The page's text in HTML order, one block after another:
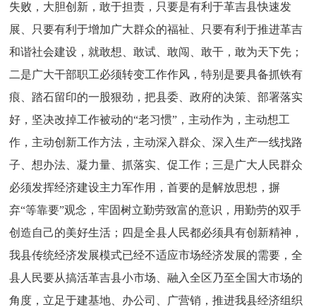
失败，大胆创新，敢于担责，只要是有利于革吉县快速发
展、只要有利于增加广大群众的福祉、只要有利于推进革吉
和谐社会建设，就敢想、敢试、敢闯、敢干，敢为天下先；
二是广大干部职工必须转变工作作风，特别是要具备抓铁有
痕、踏石留印的一股狠劲，把县委、政府的决策、部署落实
好，坚决改掉工作被动的“老习惯”，主动作为，主动想工
作，主动创新工作方法，主动深入群众、深入生产一线找路
子、想办法、凝力量、抓落实、促工作；三是广大人民群众
必须发挥经济建设主力军作用，首要的是解放思想，摒
弃“等靠要”观念，牢固树立勤劳致富的意识，用勤劳的双手
创造自己的美好生活；四是全县人民都必须具有创新精神，
我县传统经济发展模式已经不适应市场经济发展的需要，全
县人民要从搞活革吉县小市场、融入全区乃至全国大市场的
角度，立足于建基地、办公司、广营销，推进我县经济组织